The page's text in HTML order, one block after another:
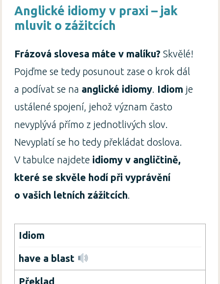
Anglické idiomy v praxi – jak
mluvit o zážitcích
Frázová slovesa máte v malíku? Skvělé!
Pojďme se tedy posunout zase o krok dál
a podívat se na anglické idiomy Idiom je
ustálené spojení, jehož význam často
nevyplývá přímo z jednotlivých slov.
Nevyplatí se ho tedy překládat doslova.
V tabulce najdete idiomy v angličtině,
které se skvěle hodí při vyprávění
o vašich letních zážitcích
have a blast